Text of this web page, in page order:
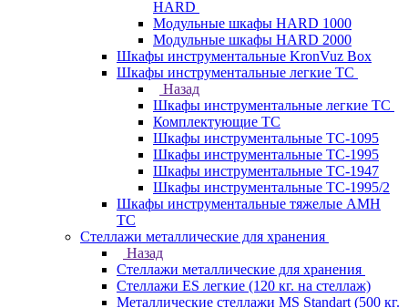
HARD
Модульные шкафы HARD 1000
Модульные шкафы HARD 2000
Шкафы инструментальные KronVuz Box
Шкафы инструментальные легкие ТС
Назад
Шкафы инструментальные легкие ТС
Комплектующие ТС
Шкафы инструментальные TC-1095
Шкафы инструментальные TC-1995
Шкафы инструментальные ТС-1947
Шкафы инструментальные ТС-1995/2
Шкафы инструментальные тяжелые AMH
TC
Стеллажи металлические для хранения
Назад
Стеллажи металлические для хранения
Стеллажи ES легкие (120 кг. на стеллаж)
Металлические стеллажи MS Standart (500 кг.